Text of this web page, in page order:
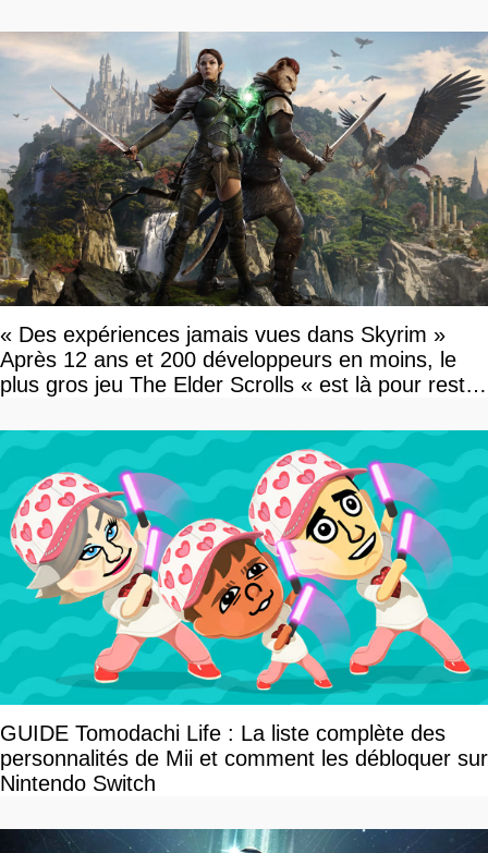
« Des expériences jamais vues dans Skyrim »
Après 12 ans et 200 développeurs en moins, le
plus gros jeu The Elder Scrolls « est là pour rester
GUIDE Tomodachi Life : La liste complète des
personnalités de Mii et comment les débloquer sur
Nintendo Switch